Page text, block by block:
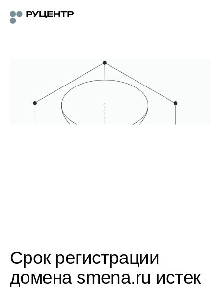
Срок регистрации
домена smena.ru истек